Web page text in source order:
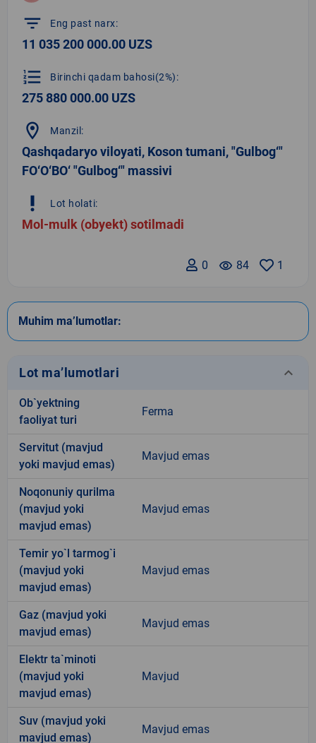
filter_list Eng past narx:
11 035 200 000.00 UZS
format_list_numbered Birinchi qadam bahosi(2%):
275 880 000.00 UZS
location_on Manzil:
Qashqadaryo viloyati, Koson tumani, "Gulbog‘"
FO‘O‘BO‘ "Gulbog‘" massivi
priority_high Lot holati:
Mol-mulk (obyekt) sotilmadi
1
remove_red_eye 84
0
Muhim ma’lumotlar:
Lot ma’lumotlari keyboard_arrow_down
Ob`yektning
faoliyat turi
Ferma
Servitut (mavjud
yoki mavjud emas)
Mavjud emas
Noqonuniy qurilma
(mavjud yoki
mavjud emas)
Mavjud emas
Temir yo`l tarmog`i
(mavjud yoki
mavjud emas)
Mavjud emas
Gaz (mavjud yoki
mavjud emas)
Mavjud emas
Elektr ta`minoti
(mavjud yoki
mavjud emas)
Mavjud
Suv (mavjud yoki
mavjud emas)
Mavjud emas